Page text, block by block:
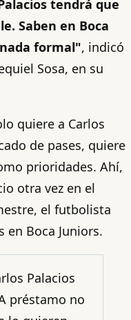
tendrá que
Saben en Boca
formal", indicó
Sosa, en su
quiere a Carlos
de pases, quiere
prioridades. Ahí,
otra vez en el
el futbolista
Boca Juniors.
Palacios
préstamo no